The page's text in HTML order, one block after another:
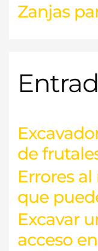
Zanjas
de
Errores
que
Excavar
acceso